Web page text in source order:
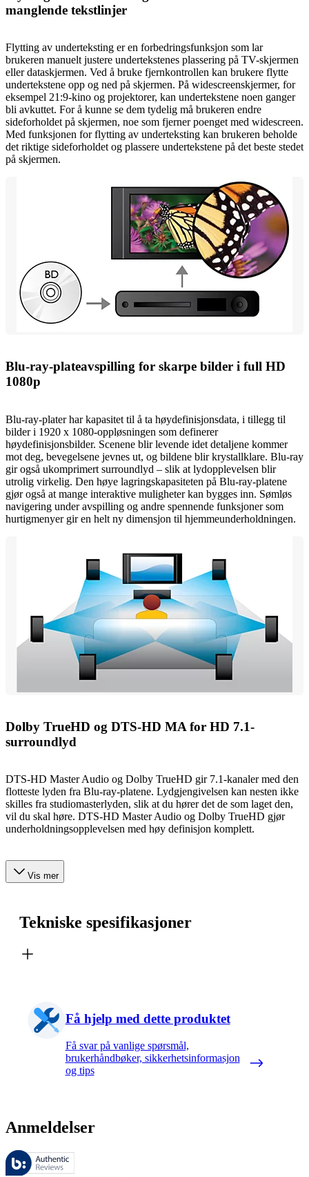
manglende tekstlinjer
Flytting av underteksting er en forbedringsfunksjon som lar
brukeren manuelt justere undertekstenes plassering på TV-skjermen
eller dataskjermen. Ved å bruke fjernkontrollen kan brukere flytte
undertekstene opp og ned på skjermen. På widescreenskjermer, for
eksempel 21:9-kino og projektorer, kan undertekstene noen ganger
bli avkuttet. For å kunne se dem tydelig må brukeren endre
sideforholdet på skjermen, noe som fjerner poenget med widescreen.
Med funksjonen for flytting av underteksting kan brukeren beholde
det riktige sideforholdet og plassere undertekstene på det beste stedet
på skjermen.
Blu-ray-plateavspilling for skarpe bilder i full HD
1080p
Blu-ray-plater har kapasitet til å ta høydefinisjonsdata, i tillegg til
bilder i 1920 x 1080-oppløsningen som definerer
høydefinisjonsbilder. Scenene blir levende idet detaljene kommer
mot deg, bevegelsene jevnes ut, og bildene blir krystallklare. Blu-ray
gir også ukomprimert surroundlyd – slik at lydopplevelsen blir
utrolig virkelig. Den høye lagringskapasiteten på Blu-ray-platene
gjør også at mange interaktive muligheter kan bygges inn. Sømløs
navigering under avspilling og andre spennende funksjoner som
hurtigmenyer gir en helt ny dimensjon til hjemmeunderholdningen.
Dolby TrueHD og DTS-HD MA for HD 7.1-
surroundlyd
DTS-HD Master Audio og Dolby TrueHD gir 7.1-kanaler med den
flotteste lyden fra Blu-ray-platene. Lydgjengivelsen kan nesten ikke
skilles fra studiomasterlyden, slik at du hører det de som laget den,
vil du skal høre. DTS-HD Master Audio og Dolby TrueHD gjør
underholdningsopplevelsen med høy definisjon komplett.
Vis mer
Tekniske spesifikasjoner
Få hjelp med dette produktet
Få svar på vanlige spørsmål,
brukerhåndbøker, sikkerhetsinformasjon
og tips
Anmeldelser
Disse anmeldelsene forvaltes av Bazaarvoice og overholder